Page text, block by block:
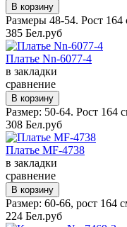
Размеры 48-54. Рост
385 Бел.руб
Платье Nn-6077-4
в закладки
сравнение
Размер: 50-64. Рост 164
308 Бел.руб
Платье MF-4738
в закладки
сравнение
Размер: 60-66, рост 164
224 Бел.руб